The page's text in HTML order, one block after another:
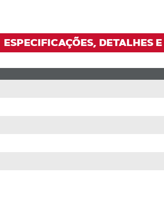
ESPECIFICAÇÕES, DETALHES